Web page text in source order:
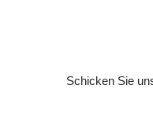
Schicken Sie